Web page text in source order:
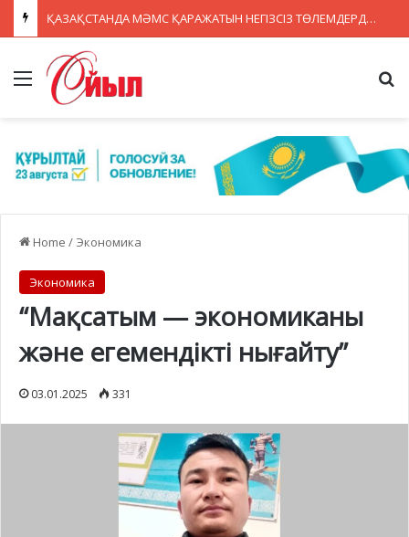
ҚАЗАҚСТАНДА МӘМС ҚАРАЖАТЫН НЕГІЗСІЗ ТӨЛЕМДЕРДЕН ҚОРҒАУДЫҢ ЖАҢА ЖҮЙЕСІ ҚҰРЫЛУДА
Menu
Home / Экономика
Экономика
“Мақсатым — экономиканы
және егемендікті нығайту”
03.01.2025 331